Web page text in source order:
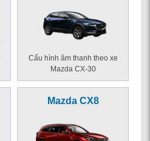
Cấu hình âm thanh theo xe
Mazda CX-30
Mazda CX8